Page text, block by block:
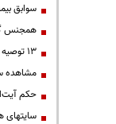
سوابق
همجنس
13 توصیه آسان برای رفع بوی بد دهان
مشاهده
حكم
سایتهای